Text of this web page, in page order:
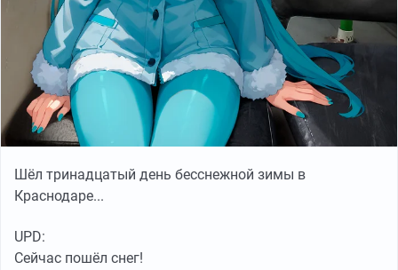
Шёл тринадцатый день бесснежной зимы в
Краснодаре...
UPD:
Сейчас пошёл снег!